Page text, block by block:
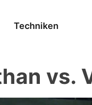
Techniken
vs.